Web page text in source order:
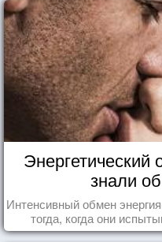
знали
Интенсивный обмен
тогда, когда они